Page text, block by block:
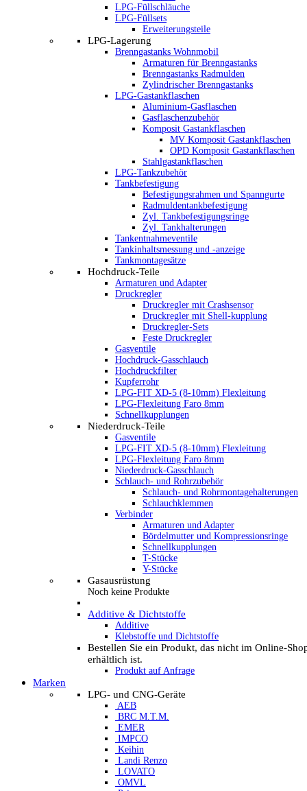
LPG-Füllschläuche
LPG-Füllsets
Erweiterungsteile
LPG-Lagerung
Brenngastanks Wohnmobil
Armaturen für Brenngastanks
Brenngastanks Radmulden
Zylindrischer Brenngastanks
LPG-Gastankflaschen
Aluminium-Gasflaschen
Gasflaschenzubehör
Komposit Gastankflaschen
MV Komposit Gastankflaschen
OPD Komposit Gastankflaschen
Stahlgastankflaschen
LPG-Tankzubehör
Tankbefestigung
Befestigungsrahmen und Spanngurte
Radmuldentankbefestigung
Zyl. Tankbefestigungsringe
Zyl. Tankhalterungen
Tankentnahmeventile
Tankinhaltsmessung und -anzeige
Tankmontagesätze
Hochdruck-Teile
Armaturen und Adapter
Druckregler
Druckregler mit Crashsensor
Druckregler mit Shell-kupplung
Druckregler-Sets
Feste Druckregler
Gasventile
Hochdruck-Gasschlauch
Hochdruckfilter
Kupferrohr
LPG-FIT XD-5 (8-10mm) Flexleitung
LPG-Flexleitung Faro 8mm
Schnellkupplungen
Niederdruck-Teile
Gasventile
LPG-FIT XD-5 (8-10mm) Flexleitung
LPG-Flexleitung Faro 8mm
Niederdruck-Gasschlauch
Schlauch- und Rohrzubehör
Schlauch- und Rohrmontagehalterungen
Schlauchklemmen
Verbinder
Armaturen und Adapter
Bördelmutter und Kompressionsringe
Schnellkupplungen
T-Stücke
Y-Stücke
Gasausrüstung
Noch keine Produkte
Additive & Dichtstoffe
Additive
Klebstoffe und Dichtstoffe
Bestellen Sie ein Produkt, das nicht im Online-
erhältlich ist.
Produkt auf Anfrage
Marken
LPG- und CNG-Geräte
AEB
BRC M.T.M.
EMER
IMPCO
Keihin
Landi Renzo
LOVATO
OMVL